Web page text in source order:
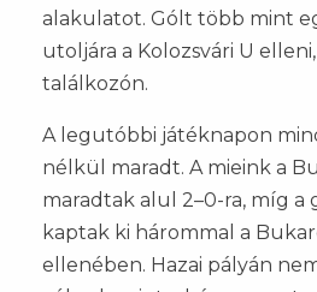
alakulatot. Gólt több mint
utoljára a Kolozsvári U
találkozón.
A legutóbbi játéknapon
nélkül maradt. A mieink a
maradtak alul 2–0-ra, míg a
kaptak ki hárommal a
ellenében. Hazai pályán